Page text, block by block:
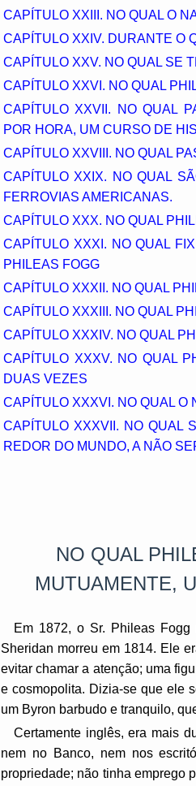
CAPÍTULO XXIII. NO QUAL O
CAPÍTULO XXIV. DURANTE O
CAPÍTULO XXV. NO QUAL SE
CAPÍTULO XXVI. NO QUAL
CAPÍTULO XXVII. NO QUAL
POR HORA, UM CURSO DE
CAPÍTULO XXVIII. NO QUAL
CAPÍTULO XXIX. NO QUAL
FERROVIAS AMERICANAS.
CAPÍTULO XXX. NO QUAL
CAPÍTULO XXXI. NO QUAL
PHILEAS FOGG
CAPÍTULO XXXII. NO QUAL
CAPÍTULO XXXIII. NO QUAL
CAPÍTULO XXXIV. NO QUAL
CAPÍTULO XXXV. NO QUAL
DUAS VEZES
CAPÍTULO XXXVI. NO QUAL O
CAPÍTULO XXXVII. NO QUAL
REDOR DO MUNDO, A NÃO
NO QUAL
MUTUAMENTE,
Em 1872, o Sr. Phileas
Sheridan morreu em 1814. Ele
evitar chamar a atenção; uma
e cosmopolita. Dizia-se que ele
um Byron barbudo e tranquilo,
Certamente inglês, era mais
nem no Banco, nem nos
propriedade; não tinha emprego